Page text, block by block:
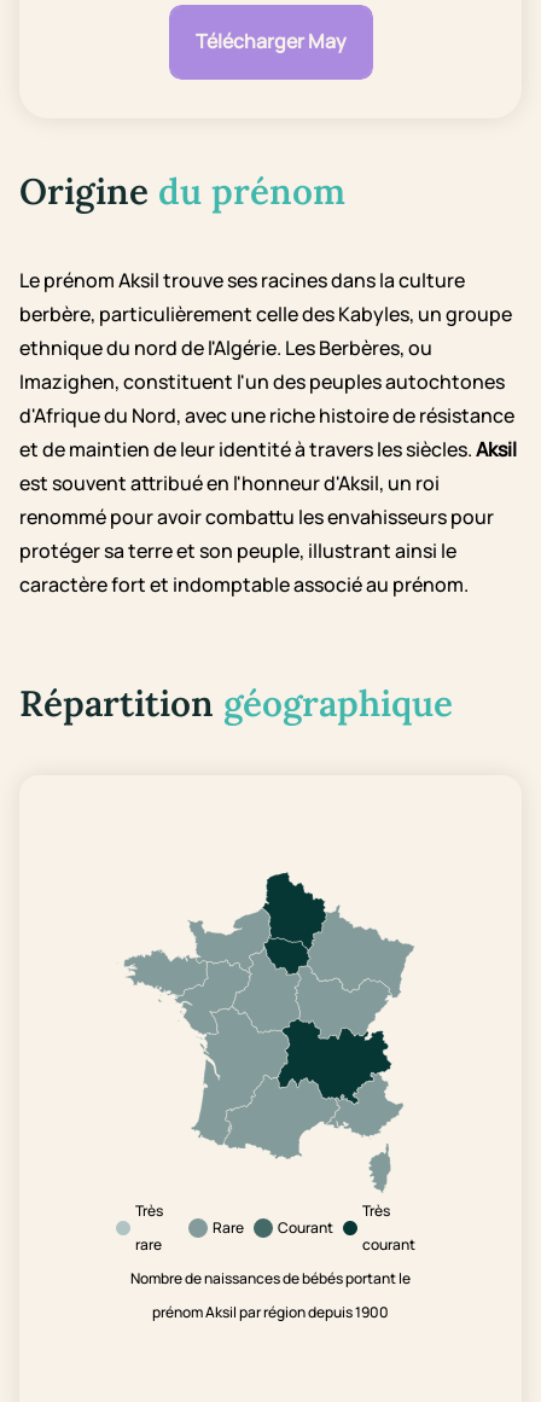
Télécharger May
Origine du prénom
Le prénom Aksil trouve ses racines dans la culture
berbère, particulièrement celle des Kabyles, un groupe
ethnique du nord de l'Algérie. Les Berbères, ou
Imazighen, constituent l'un des peuples autochtones
d'Afrique du Nord, avec une riche histoire de résistance
et de maintien de leur identité à travers les siècles.Aksil
est souvent attribué en l'honneur d'Aksil, un roi
renommé pour avoir combattu les envahisseurs pour
protéger sa terre et son peuple, illustrant ainsi le
caractère fort et indomptable associé au prénom.
Répartition géographique
Très
rare
Rare Courant
Très
courant
Nombre de naissances de bébés portant le
prénom Aksil par région depuis 1900